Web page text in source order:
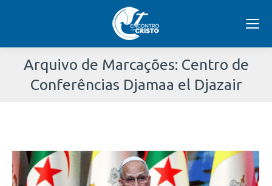
Arquivo de Marcações: Centro de
Conferências Djamaa el Djazair
aqui: